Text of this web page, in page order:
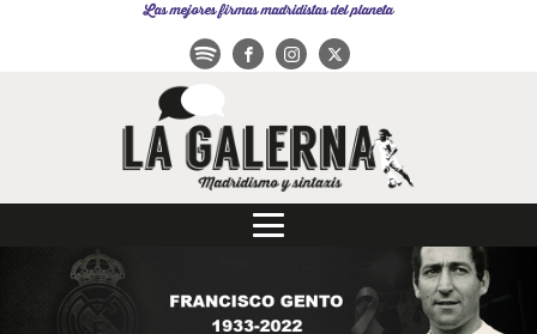
Las mejores firmas madridistas del planeta